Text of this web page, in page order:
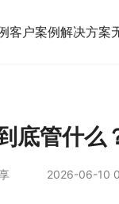
客户案例解决方案
底管什么
2026-06-10